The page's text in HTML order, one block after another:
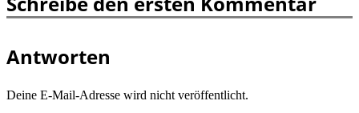
Antworten
Deine E-Mail-Adresse wird nicht veröffentlicht.